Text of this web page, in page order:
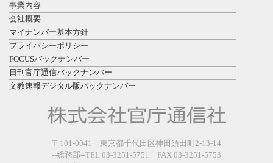
登録有形文
化財となっ
た東北大植
物園八...
日更新
県警等と大
事業内容
会社概要
マイナンバー基本方針
プライバシーポリシー
FOCUSバックナンバー
日刊官庁通信バックナンバー
文教速報デジタル版バックナンバー
〒101-0041 東京都千代田区神田須田町2-13-14
--総務部--TEL 03-3251-5751 FAX 03-3251-5753